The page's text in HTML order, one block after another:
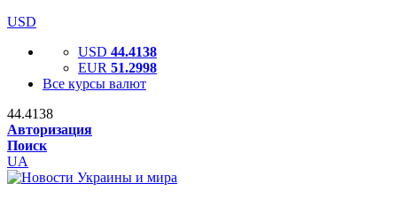
USD
USD 44.4138
EUR 51.2998
Все курсы валют
44.4138
Авторизация
Поиск
UA